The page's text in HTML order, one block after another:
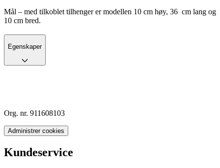
Mål – med tilkoblet tilhenger er modellen 10 cm høy, 36 cm lang og
10 cm bred.
Egenskaper
Org. nr. 911608103
Administrer cookies
Kundeservice